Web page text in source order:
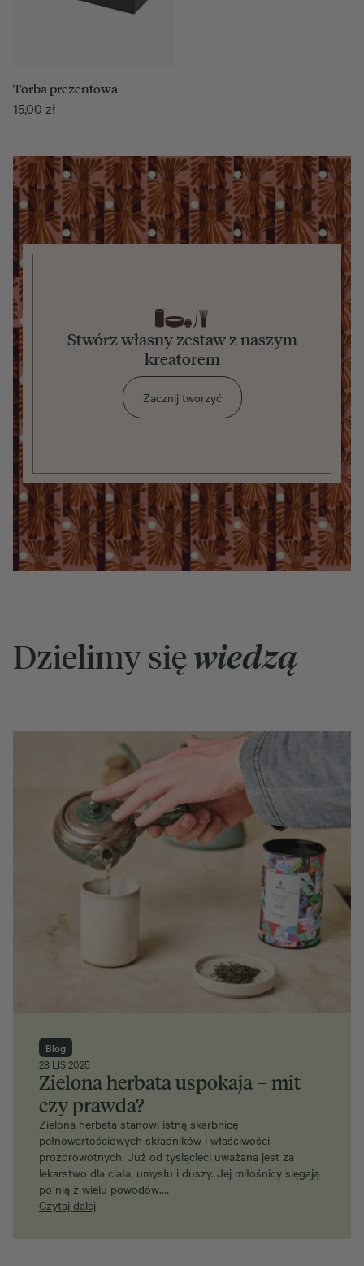
Stwórz własny zestaw z naszym
kreatorem
Zacznij tworzyć
Torba prezentowa
15,00 zł
Dzielimy sięwiedzą
Blog
28 LIS 2025
Zielona herbata uspokaja – mit
czy prawda?
Zielona herbata stanowi istną skarbnicę
pełnowartościowych składników i właściwości
prozdrowotnych. Już od tysiącleci uważana jest za
lekarstwo dla ciała, umysłu i duszy. Jej miłośnicy sięgają
po nią z wielu powodów.…
Czytaj dalej